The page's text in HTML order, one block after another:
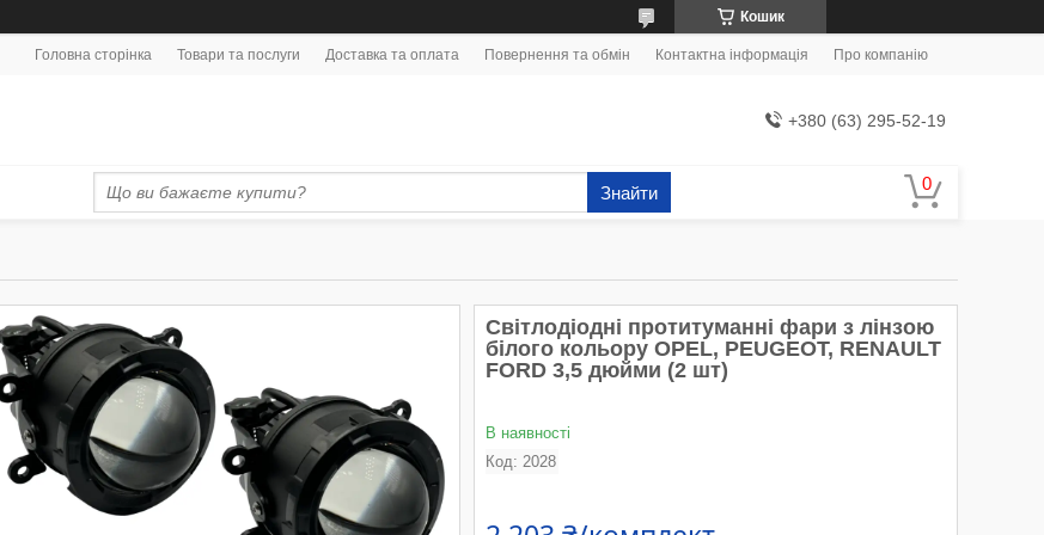
Кошик
Головна сторінка Товари та послуги Доставка та оплата Повернення та обмін Контактна інформація Про компанію
+380 (63) 295-52-19
Знайти
Світлодіодні протитуманні фари з лінзою
білого кольору OPEL, PEUGEOT, RENAULT
FORD 3,5 дюйми (2 шт)
В наявності
Код: 2028